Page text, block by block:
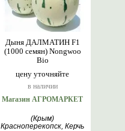
цену уточняйте
в наличии
Дыня ДАЛМАТИН F1
(1000 семян) Nongwoo
Bio
Магазин АГРОМАРКЕТ
(Крым)
Красноперекопск, Керчь